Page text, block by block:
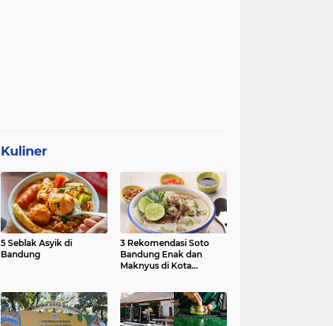
Kuliner
5 Seblak Asyik di
Bandung
3 Rekomendasi Soto
Bandung Enak dan
Maknyus di Kota